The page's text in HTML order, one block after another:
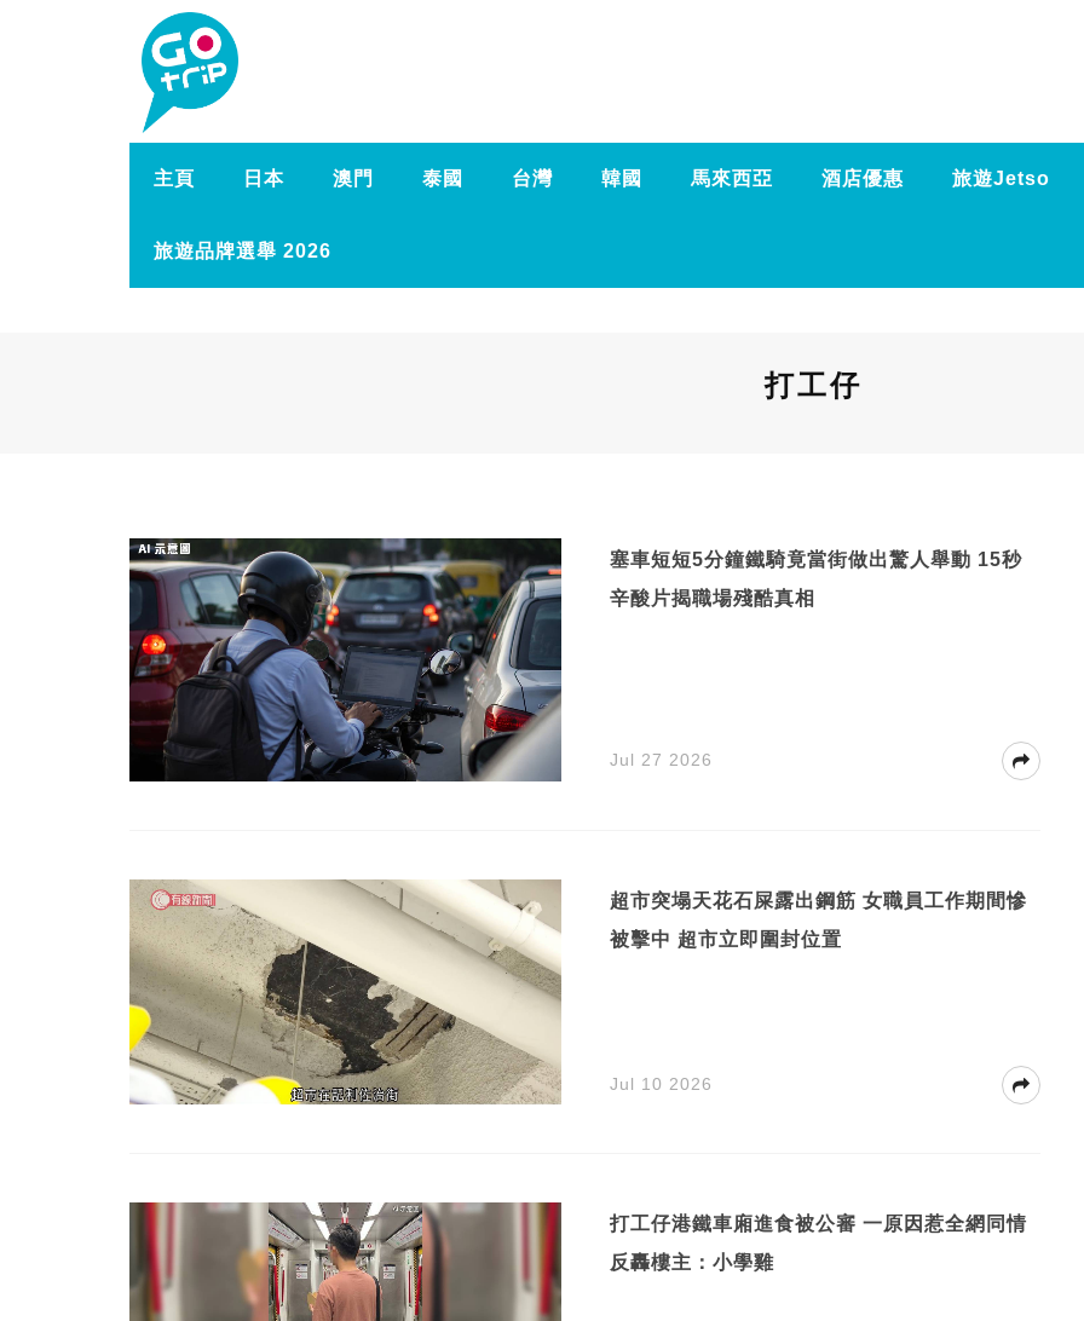
主頁 日本 澳門 泰國 台灣 韓國 馬來西亞 酒店優惠 旅遊Jetso
旅遊品牌選舉 2026
打工仔
塞車短短5分鐘鐵騎竟當街做出驚人舉動 15秒
辛酸片揭職場殘酷真相
Jul 27 2026
超市突塌天花石屎露出鋼筋 女職員工作期間慘
被擊中 超市立即圍封位置
Jul 10 2026
打工仔港鐵車廂進食被公審 一原因惹全網同情
反轟樓主：小學雞